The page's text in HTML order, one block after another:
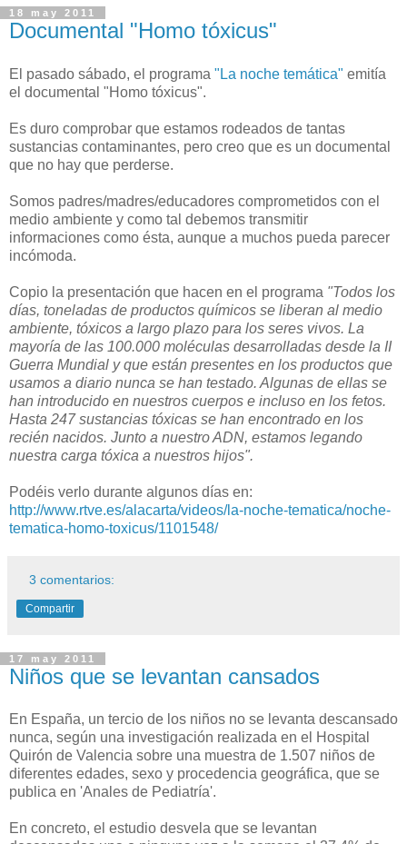
18 may 2011
Documental "Homo tóxicus"
El pasado sábado, el programa "La noche temática" emitía
el documental "Homo tóxicus".
Es duro comprobar que estamos rodeados de tantas
sustancias contaminantes, pero creo que es un documental
que no hay que perderse.
Somos padres/madres/educadores comprometidos con el
medio ambiente y como tal debemos transmitir
informaciones como ésta, aunque a muchos pueda parecer
incómoda.
Copio la presentación que hacen en el programa "Todos los
días, toneladas de productos químicos se liberan al medio
ambiente, tóxicos a largo plazo para los seres vivos. La
mayoría de las 100.000 moléculas desarrolladas desde la II
Guerra Mundial y que están presentes en los productos que
usamos a diario nunca se han testado. Algunas de ellas se
han introducido en nuestros cuerpos e incluso en los fetos.
Hasta 247 sustancias tóxicas se han encontrado en los
recién nacidos. Junto a nuestro ADN, estamos legando
nuestra carga tóxica a nuestros hijos".
Podéis verlo durante algunos días en:
http://www.rtve.es/alacarta/videos/la-noche-tematica/noche-
tematica-homo-toxicus/1101548/
3 comentarios:
Compartir
17 may 2011
Niños que se levantan cansados
En España, un tercio de los niños no se levanta descansado
nunca, según una investigación realizada en el Hospital
Quirón de Valencia sobre una muestra de 1.507 niños de
diferentes edades, sexo y procedencia geográfica, que se
publica en 'Anales de Pediatría'.
En concreto, el estudio desvela que se levantan